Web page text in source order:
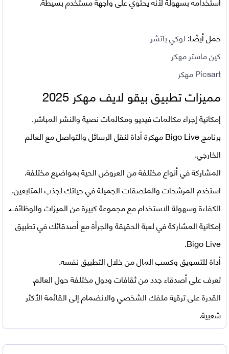
حمل أيضًا:لوكي باتشر
كين ماستر مهكر
Picsart مهكر
مميزات تطبيق بيقو لايف مهكر 2025
إمكانية إجراء مكالمات فيديو ومكالمات نصية والنشر المباشر.
برنامج Bigo Live مهكرة أداة لنقل الرسائل والتواصل مع العالم
الخارجي.
المشاركة في أنواع مختلفة من العروض الحية بمواضيع مختلفة.
استخدم المرشحات والملصقات الجميلة في حياتك لجذب المتابعين.
الكفاءة وسهولة الاستخدام مع مجموعة كبيرة من الميزات والوظائف.
إمكانية المشاركة في لعبة الحقيقة والجرأة مع أصدقائك في تطبيق
Bigo Live.
أداة للتسويق وكسب المال من خلال التطبيق نفسه.
تعرف على أصدقاء جدد من ثقافات ودول مختلفة حول العالم.
القدرة على ترقية ملفك الشخصي والانضمام إلى القائمة الأكثر
شعبية.